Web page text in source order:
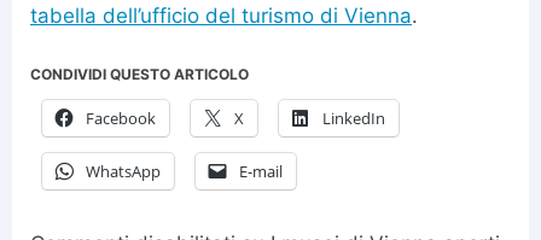
tabella dell’ufficio del turismo di Vienna.
CONDIVIDI QUESTO ARTICOLO
Facebook X LinkedIn
WhatsApp E-mail